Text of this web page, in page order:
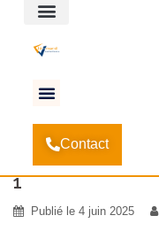
Contact
Accueil-Comment
idées concrètes et
1
Publié le 4 juin 2025